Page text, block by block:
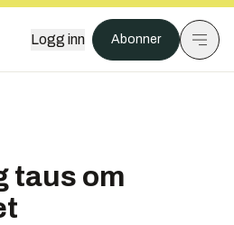
Logg inn Abonner
taus om